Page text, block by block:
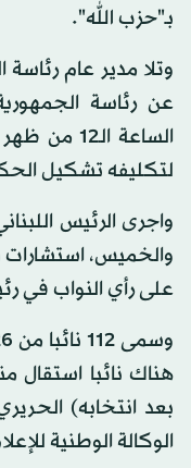
بـ"حزب الله".
وتلا مدير عام رئاسة
عن رئاسة
الساعة
لتكليفه تشكيل
واجرى الرئيس
والخميس، استشارات
على رأي النواب في
هناك نائبا استقال
بعد انتخابه)
الوكالة الوطنية